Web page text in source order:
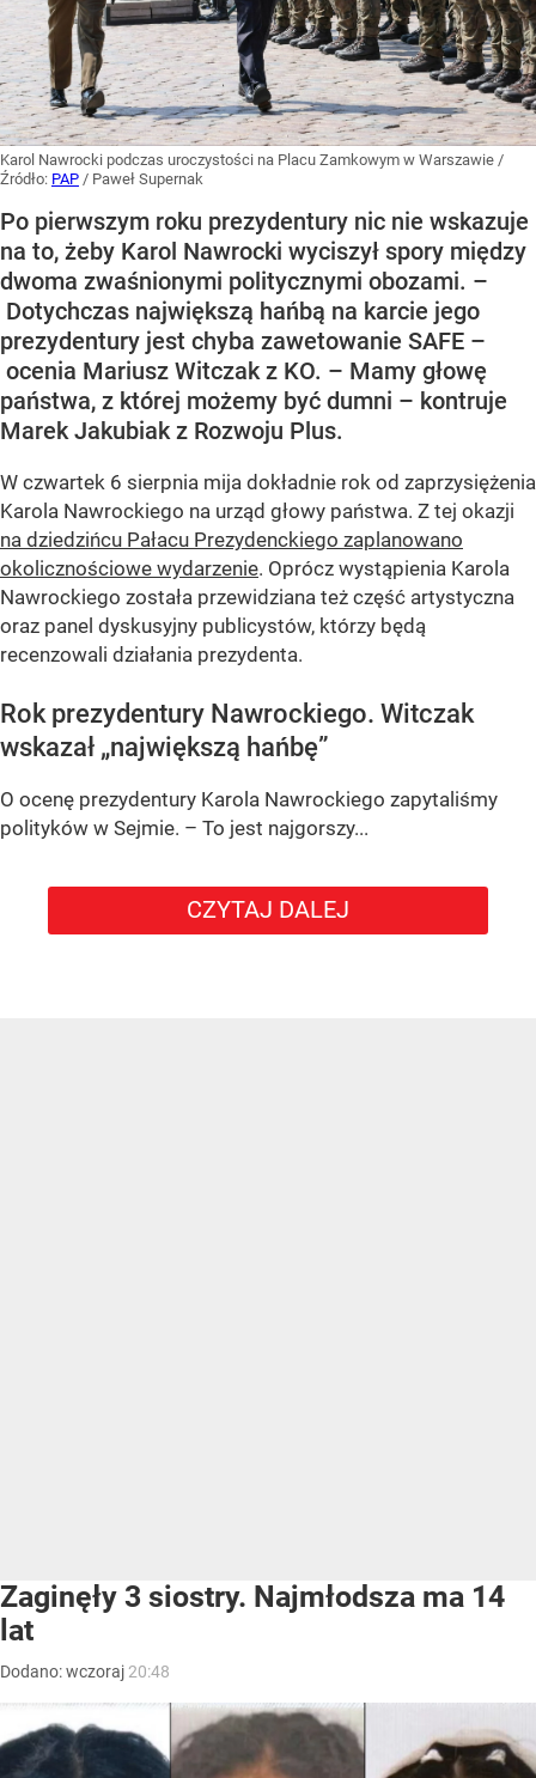
Karol Nawrocki podczas uroczystości na Placu Zamkowym w Warszawie /
Źródło: PAP / Paweł Supernak
Po pierwszym roku prezydentury nic nie wskazuje
na to, żeby Karol Nawrocki wyciszył spory między
dwoma zwaśnionymi politycznymi obozami. –
Dotychczas największą hańbą na karcie jego
prezydentury jest chyba zawetowanie SAFE –
ocenia Mariusz Witczak z KO. – Mamy głowę
państwa, z której możemy być dumni – kontruje
Marek Jakubiak z Rozwoju Plus.
W czwartek 6 sierpnia mija dokładnie rok od zaprzysiężenia
Karola Nawrockiego na urząd głowy państwa. Z tej okazji
na dziedzińcu Pałacu Prezydenckiego zaplanowano
okolicznościowe wydarzenie. Oprócz wystąpienia Karola
Nawrockiego została przewidziana też część artystyczna
oraz panel dyskusyjny publicystów, którzy będą
recenzowali działania prezydenta.
Rok prezydentury Nawrockiego. Witczak
wskazał „największą hańbę”
O ocenę prezydentury Karola Nawrockiego zapytaliśmy
polityków w Sejmie. – To jest najgorszy...
CZYTAJ DALEJ
Zaginęły 3 siostry. Najmłodsza ma 14
lat
Dodano:wczoraj 20:48